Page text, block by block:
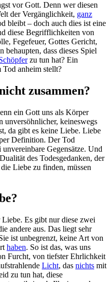
vor Gott. Denn wer diesen
der Vergänglichkeit, ganz
bleibt – doch auch dies ist eine
diese Begrifflichkeiten von
Fegefeuer, Gottes Gericht,
behaupten, dass dieses Spiel
zu tun hat? Ein
Tod anheim stellt?
zusammen?
ein Gott uns als Körper
unversöhnlicher, keineswegs
da gibt es keine Liebe. Liebe
Definition. Der Tod
Gegensätze. Und
des Todesgedanken, der
Liebe zu finden, müssen
Es gibt nur diese zwei
andere aus. Das liegt sehr
ist unbegrenzt, keine Art von
haben. So ist das, was uns
Furcht, von tiefster Ehrlichkeit
Licht, das nichts mit
zu tun hat, diese